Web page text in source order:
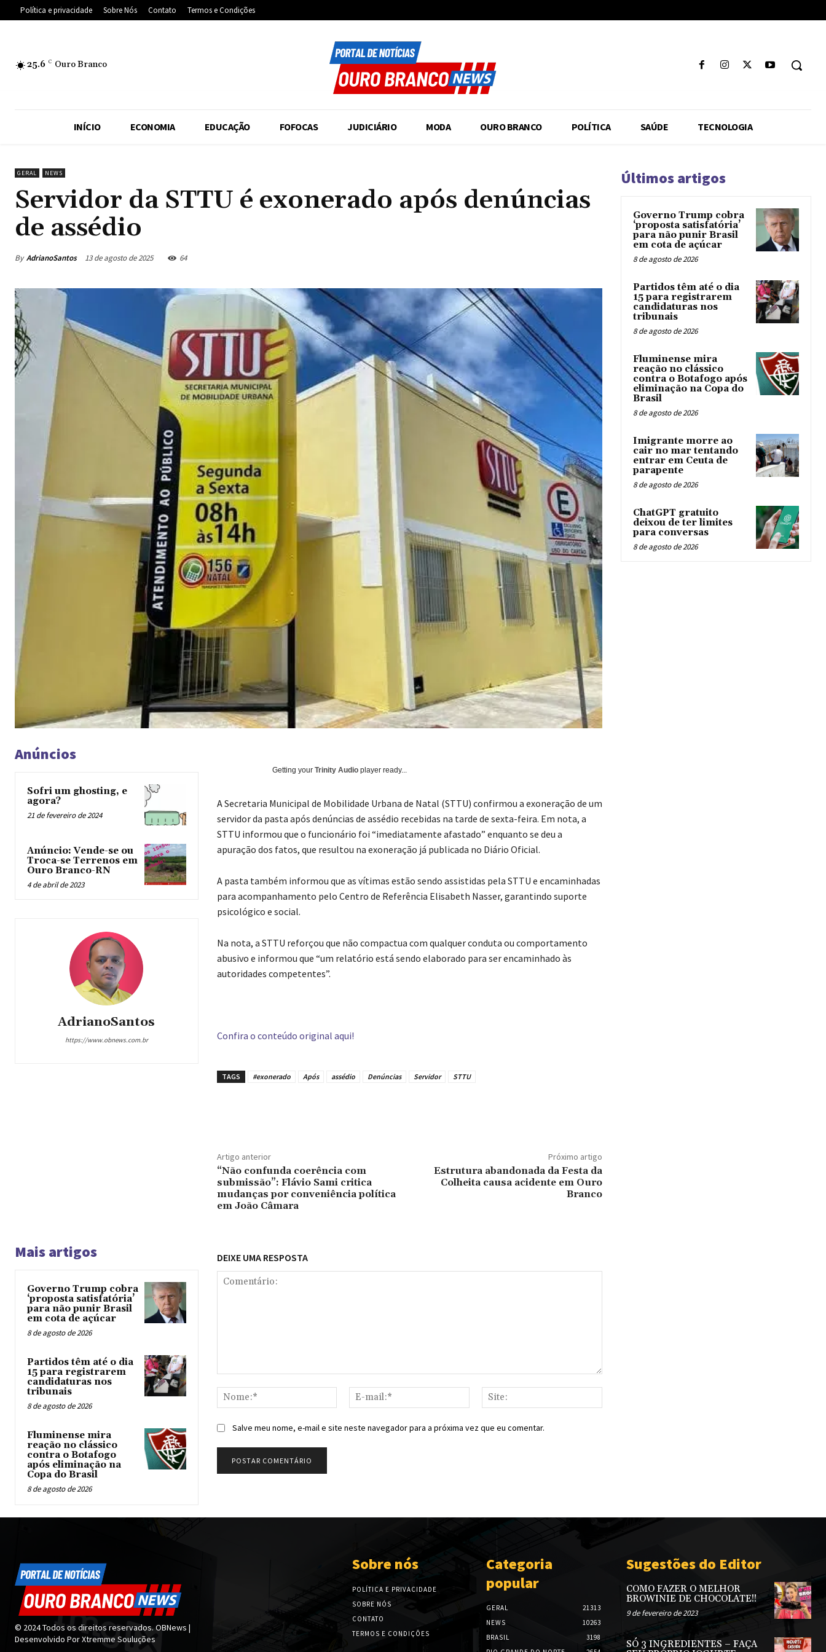
Política e privacidade Sobre Nós Contato Termos e Condições
25.6 C Ouro Branco
INÍCIO ECONOMIA EDUCAÇÃO FOFOCAS JUDICIÁRIO MODA OURO BRANCO POLÍTICA SAÚDE TECNOLOGIA
GERAL NEWS
Servidor da STTU é exonerado após denúncias
de assédio
By AdrianoSantos 13 de agosto de 2025 64
Anúncios
Sofri um ghosting, e
agora?
21 de fevereiro de 2024
Anúncio: Vende-se ou
Troca-se Terrenos em
Ouro Branco-RN
4 de abril de 2023
AdrianoSantos
https://www.obnews.com.br
Getting your Trinity Audioplayer ready...
A Secretaria Municipal de Mobilidade Urbana de Natal (STTU) confirmou a exoneração de um
servidor da pasta após denúncias de assédio recebidas na tarde de sexta-feira. Em nota, a
STTU informou que o funcionário foi “imediatamente afastado” enquanto se deu a
apuração dos fatos, que resultou na exoneração já publicada no Diário Oficial.
A pasta também informou que as vítimas estão sendo assistidas pela STTU e encaminhadas
para acompanhamento pelo Centro de Referência Elisabeth Nasser, garantindo suporte
psicológico e social.
Na nota, a STTU reforçou que não compactua com qualquer conduta ou comportamento
abusivo e informou que “um relatório está sendo elaborado para ser encaminhado às
autoridades competentes”.
Confira o conteúdo original aqui!
TAGS #exonerado Após assédio Denúncias Servidor STTU
Artigo anterior
“Não confunda coerência com
submissão”: Flávio Sami critica
mudanças por conveniência política
em João Câmara
Próximo artigo
Estrutura abandonada da Festa da
Colheita causa acidente em Ouro
Branco
Mais artigos
Governo Trump cobra
‘proposta satisfatória’
para não punir Brasil
em cota de açúcar
8 de agosto de 2026
Partidos têm até o dia
15 para registrarem
candidaturas nos
tribunais
8 de agosto de 2026
Fluminense mira
reação no clássico
contra o Botafogo
após eliminação na
Copa do Brasil
8 de agosto de 2026
DEIXE UMA RESPOSTA
Nome:*
mail:*
Salve meu nome, e-mail e site neste navegador para a próxima vez que eu comentar.
Últimos artigos
Governo Trump cobra
‘proposta satisfatória’
para não punir Brasil
em cota de açúcar
8 de agosto de 2026
Partidos têm até o dia
15 para registrarem
candidaturas nos
tribunais
8 de agosto de 2026
Fluminense mira
reação no clássico
contra o Botafogo após
eliminação na Copa do
Brasil
8 de agosto de 2026
Imigrante morre ao
cair no mar tentando
entrar em Ceuta de
parapente
8 de agosto de 2026
ChatGPT gratuito
deixou de ter limites
para conversas
8 de agosto de 2026
© 2024 Todos os direitos reservados. OBNews |
Desenvolvido Por Xtremme Souluções
Sobre nós
POLÍTICA E PRIVACIDADE
SOBRE NÓS
CONTATO
TERMOS E CONDIÇÕES
Categoria
popular
GERAL
21313
NEWS
10263
BRASIL
3198
Sugestões do Editor
COMO FAZER O MELHOR
BROWINIE DE CHOCOLATE!!
9 de fevereiro de 2023
SÓ 3 INGREDIENTES – FAÇA